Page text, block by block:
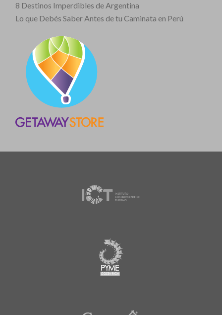
8 Destinos Imperdibles de Argentina
Lo que Debés Saber Antes de tu Caminata en Perú